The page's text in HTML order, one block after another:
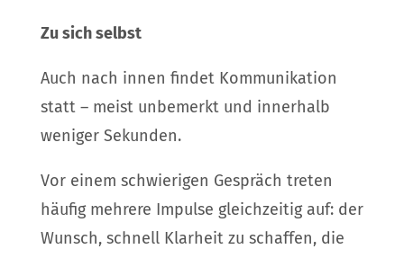
Zu sich selbst
Auch nach innen findet Kommunikation
statt – meist unbemerkt und innerhalb
weniger Sekunden.
Vor einem schwierigen Gespräch treten
häufig mehrere Impulse gleichzeitig auf: der
Wunsch, schnell Klarheit zu schaffen, die